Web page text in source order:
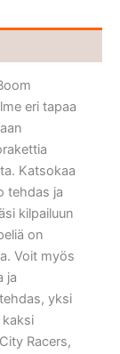
eri tapaa
Katsokaa
tehdas ja
kilpailuun
on
Voit myös
ja
yksi
kaksi
Racers,